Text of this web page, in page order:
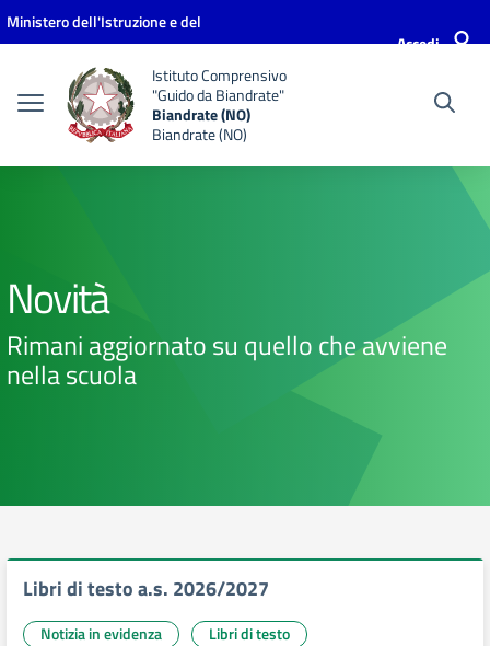
Vai ai contenuti
Vai al menu di navigazione
Vai al footer
Ministero dell'Istruzione e del
Accedi
Istituto Comprensivo
"Guido da Biandrate"
Biandrate (NO)
Biandrate (NO)
Novità
Rimani aggiornato su quello che avviene
nella scuola
Libri di testo a.s. 2026/2027
Notizia in evidenza Libri di testo